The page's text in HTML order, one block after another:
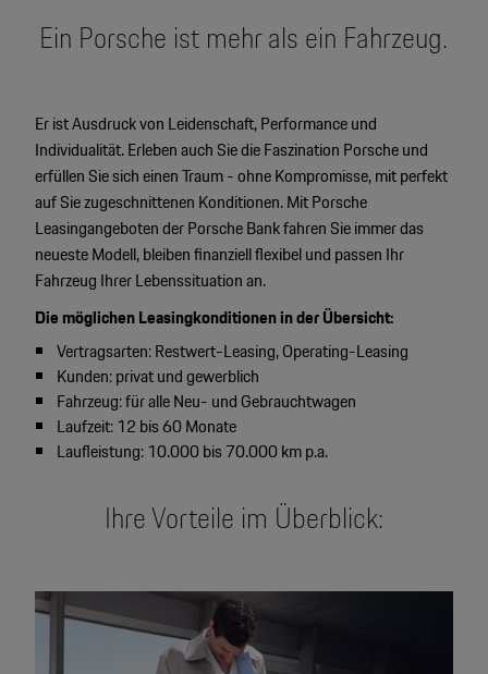
Wir über uns
Newsletter
Porsche Shop
Mein Porsche Account
Newsletter abonnieren
Porsche Gebrauchtwagen
Konfigurator
Car Configurator
Porsche Timepieces
Ein Porsche ist mehr als ein Fahrzeug.
Er ist Ausdruck von Leidenschaft, Performance und
Individualität. Erleben auch Sie die Faszination Porsche und
erfüllen Sie sich einen Traum - ohne Kompromisse, mit perfekt
auf Sie zugeschnittenen Konditionen. Mit Porsche
Leasingangeboten der Porsche Bank fahren Sie immer das
neueste Modell, bleiben finanziell flexibel und passen Ihr
Fahrzeug Ihrer Lebenssituation an.
Die möglichen Leasingkonditionen in der Übersicht:
Vertragsarten: Restwert-Leasing, Operating-Leasing
Kunden: privat und gewerblich
Fahrzeug: für alle Neu- und Gebrauchtwagen
Laufzeit: 12 bis 60 Monate
Laufleistung: 10.000 bis 70.000 km p.a.
Ihre Vorteile im Überblick: